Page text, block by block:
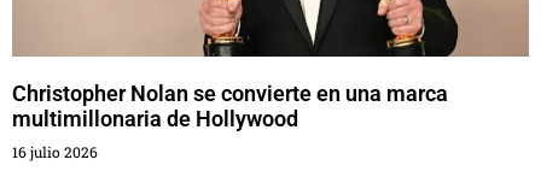
Christopher Nolan se convierte en una marca
multimillonaria de Hollywood
16 julio 2026